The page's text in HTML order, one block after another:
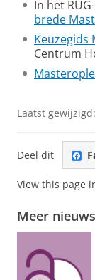
In het
brede
Keuzegids
Centrum
Laatst gewijzigd:
Deel dit
View this page
Meer nieuws